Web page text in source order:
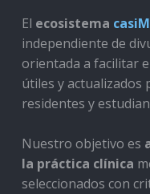
El ecosistema
independiente de
orientada a facilitar
útiles y actualizados
residentes y
Nuestro objetivo es
la práctica clínica
seleccionados con